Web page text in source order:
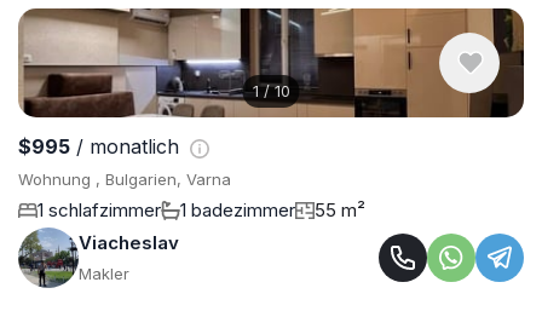
1/10
$995 / monatlich
Wohnung , Bulgarien, Varna
1 schlafzimmer 1 badezimmer
55 m²
Viacheslav
Makler